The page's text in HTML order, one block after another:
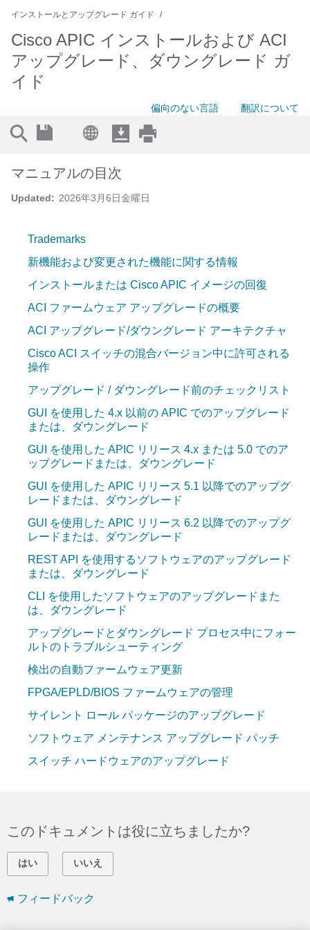
インストールとアップグレード ガイド
Cisco APIC インストールおよび ACI
アップグレード、ダウングレード ガ
イド
偏向のない言語 翻訳について
Updated: 2026年3月6日金曜日
マニュアルの目次
Trademarks
新機能および変更された機能に関する情報
インストールまたは Cisco APIC イメージの回復
ACI ファームウェア アップグレードの概要
ACI アップグレード/ダウングレード アーキテクチャ
Cisco ACI スイッチの混合バージョン中に許可される
操作
アップグレード / ダウングレード前のチェックリスト
GUI を使用した 4.x 以前の APIC でのアップグレード
または、ダウングレード
GUI を使用した APIC リリース 4.x または 5.0 でのア
ップグレードまたは、ダウングレード
GUI を使用した APIC リリース 5.1 以降でのアップグ
レードまたは、ダウングレード
GUI を使用した APIC リリース 6.2 以降でのアップグ
レードまたは、ダウングレード
REST API を使用するソフトウェアのアップグレード
または、ダウングレード
CLI を使用したソフトウェアのアップグレードまた
は、ダウングレード
アップグレードとダウングレード プロセス中にフォー
ルトのトラブルシューティング
検出の自動ファームウェア更新
FPGA/EPLD/BIOS ファームウェアの管理
サイレント ロール パッケージのアップグレード
ソフトウェア メンテナンス アップグレード パッチ
スイッチ ハードウェアのアップグレード
このドキュメントは役に立ちましたか?
はい いいえ
フィードバック